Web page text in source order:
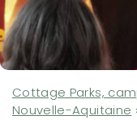
Cottage Parks,
Nouvelle-Aquitaine